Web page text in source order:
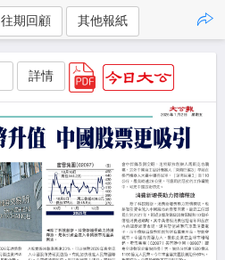
往期回顧 其他報紙
詳情